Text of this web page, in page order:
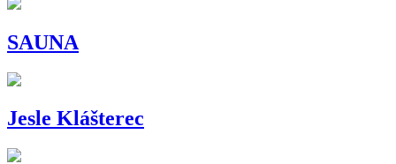
SAUNA
Jesle Klášterec